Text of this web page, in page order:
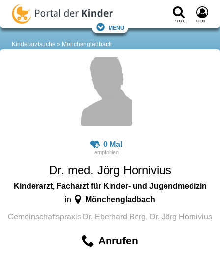
Suche Login
Menü
Kinderarztsuche Mönchengladbach
0 Mal
Dr. med. Jörg Hornivius
Kinderarzt, Facharzt für Kinder- und Jugendmedizin
in Mönchengladbach
Gemeinschaftspraxis Dr. Eberhard Berg, Dr. Jörg Hornivius
Anrufen